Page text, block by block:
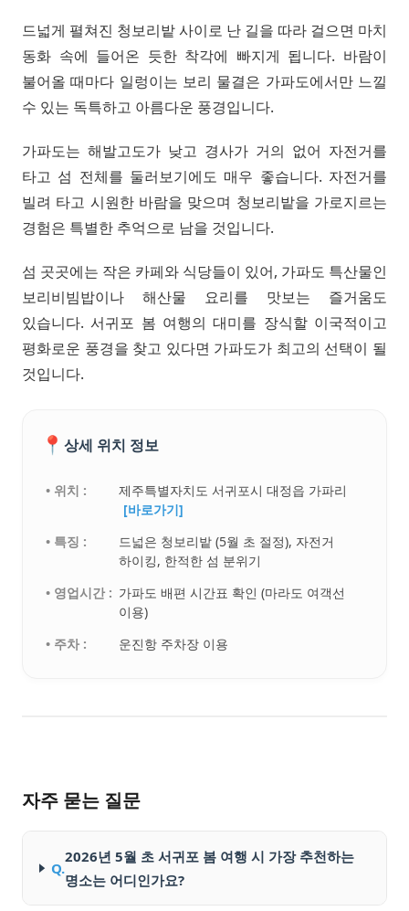
드넓게 펼쳐진 청보리밭 사이로 난 길을 따라 걸으면 마치
동화 속에 들어온 듯한 착각에 빠지게 됩니다. 바람이
불어올 때마다 일렁이는 보리 물결은 가파도에서만 느낄
수 있는 독특하고 아름다운 풍경입니다.
가파도는 해발고도가 낮고 경사가 거의 없어 자전거를
타고 섬 전체를 둘러보기에도 매우 좋습니다. 자전거를
빌려 타고 시원한 바람을 맞으며 청보리밭을 가로지르는
경험은 특별한 추억으로 남을 것입니다.
섬 곳곳에는 작은 카페와 식당들이 있어, 가파도 특산물인
보리비빔밥이나 해산물 요리를 맛보는 즐거움도
있습니다. 서귀포 봄 여행의 대미를 장식할 이국적이고
평화로운 풍경을 찾고 있다면 가파도가 최고의 선택이 될
것입니다.
📍 상세 위치 정보
• 위치 :
제주특별자치도 서귀포시 대정읍 가파리
[바로가기]
• 특징 :
드넓은 청보리밭 (5월 초 절정), 자전거
하이킹, 한적한 섬 분위기
• 영업시간 : 가파도 배편 시간표 확인 (마라도 여객선
이용)
• 주차 :
운진항 주차장 이용
자주 묻는 질문
Q.
2026년 5월 초 서귀포 봄 여행 시 가장 추천하는
명소는 어디인가요?